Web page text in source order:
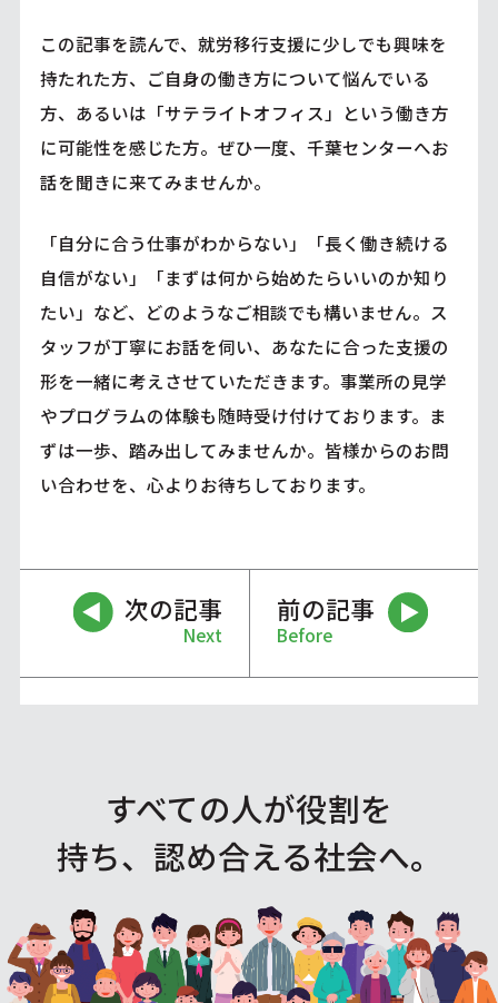
この記事を読んで、就労移行支援に少しでも興味を
持たれた方、ご自身の働き方について悩んでいる
方、あるいは「サテライトオフィス」という働き方
に可能性を感じた方。ぜひ一度、千葉センターへお
話を聞きに来てみませんか。
「自分に合う仕事がわからない」「長く働き続ける
自信がない」「まずは何から始めたらいいのか知り
たい」など、どのようなご相談でも構いません。ス
タッフが丁寧にお話を伺い、あなたに合った支援の
形を一緒に考えさせていただきます。事業所の見学
やプログラムの体験も随時受け付けております。ま
ずは一歩、踏み出してみませんか。皆様からのお問
い合わせを、心よりお待ちしております。
次の記事
Next
前の記事
Before
すべての人が役割を
持ち、認め合える社会へ。